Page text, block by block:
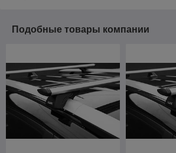
Подобные товары компании